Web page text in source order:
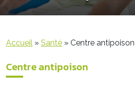
Accueil » Santé » Centre antipoison
Centre antipoison